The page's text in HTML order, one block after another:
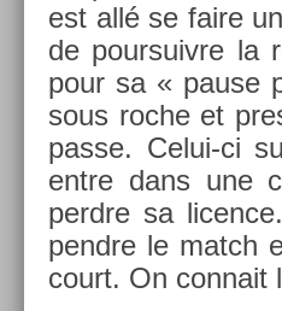
est allé se faire
de pour­suiv­re la
pour sa « pause
sous roche et
passe. Celui-ci
entre dans une
per­dre sa
pendre le match
court. On